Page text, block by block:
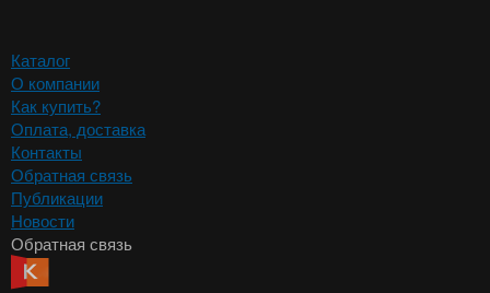
Каталог
О компании
Как купить?
Оплата, доставка
Контакты
Обратная связь
Публикации
Новости
Обратная связь